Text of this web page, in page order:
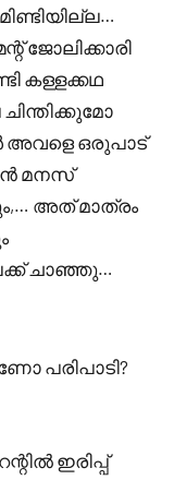
ജോലിക്കാരി
കള്ളക്കഥ
അവളെ ഒരുപാട്
മനസ്
അത് മാത്രം
ചാഞ്ഞു…
പരിപാടി?
ഇരിപ്പ്